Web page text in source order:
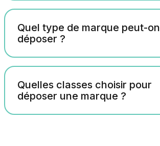
Quel type de marque peut-on
déposer ?
Quelles classes choisir pour
déposer une marque ?